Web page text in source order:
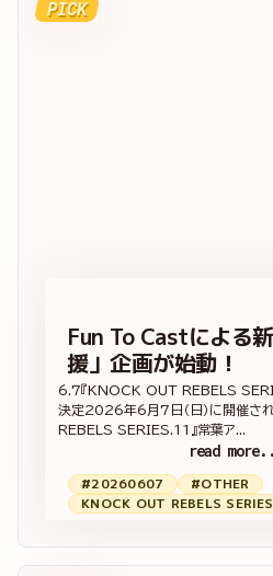
PICK
Fun To Castによる
援」企画が始動！
6.7『KNOCK OUT REBELS
決定2026年6月7日（日）に開催さ
REBELS SERIES.11』常葉ア...
read
#20260607
#OTHER
KNOCK OUT REBELS